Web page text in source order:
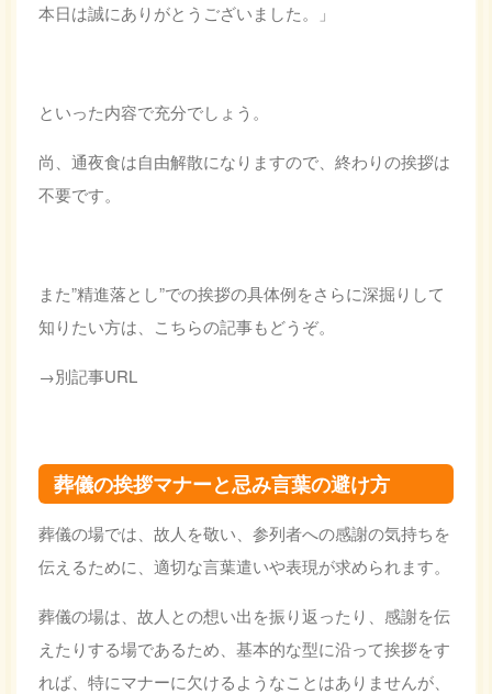
本日は誠にありがとうございました。」
といった内容で充分でしょう。
尚、通夜食は自由解散になりますので、終わりの挨拶は
不要です。
また”精進落とし”での挨拶の具体例をさらに深掘りして
知りたい方は、こちらの記事もどうぞ。
→別記事URL
葬儀の挨拶マナーと忌み言葉の避け方
葬儀の場では、故人を敬い、参列者への感謝の気持ちを
伝えるために、適切な言葉遣いや表現が求められます。
葬儀の場は、故人との想い出を振り返ったり、感謝を伝
えたりする場であるため、基本的な型に沿って挨拶をす
れば、特にマナーに欠けるようなことはありませんが、